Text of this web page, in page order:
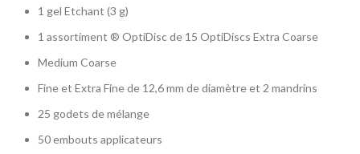
1 gel Etchant (3 g)
1 assortiment ® OptiDisc de 15 OptiDiscs Extra Coarse
Medium Coarse
Fine et Extra Fine de 12,6 mm de diamètre et 2 mandrins
25 godets de mélange
50 embouts applicateurs